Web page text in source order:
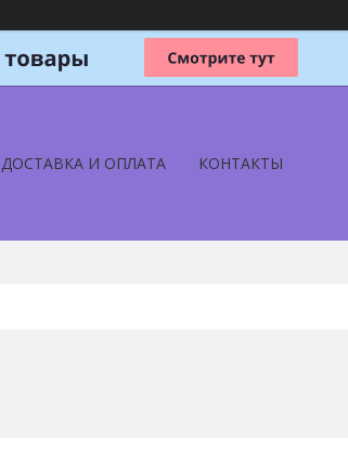
ДОСТАВКА И ОПЛАТА КОНТАКТЫ